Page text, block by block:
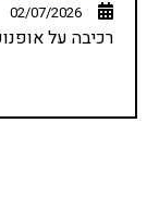
02/07/2026
רכיבה על